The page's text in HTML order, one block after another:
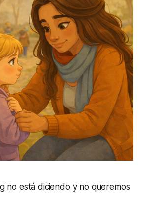
no está diciendo y no queremos